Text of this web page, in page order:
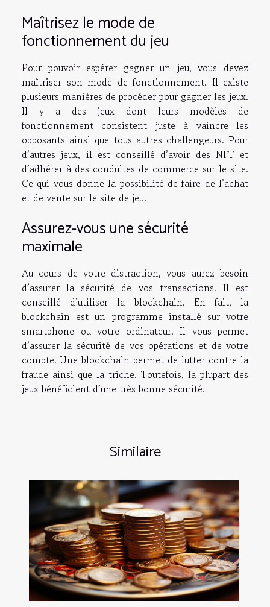
Maîtrisez le mode de
fonctionnement du jeu
Pour pouvoir espérer gagner un jeu, vous devez
maîtriser son mode de fonctionnement. Il existe
plusieurs manières de procéder pour gagner les jeux.
Il y a des jeux dont leurs modèles de
fonctionnement consistent juste à vaincre les
opposants ainsi que tous autres challengeurs. Pour
d’autres jeux, il est conseillé d’avoir des NFT et
d’adhérer à des conduites de commerce sur le site.
Ce qui vous donne la possibilité de faire de l’achat
et de vente sur le site de jeu.
Assurez-vous une sécurité
maximale
Au cours de votre distraction, vous aurez besoin
d’assurer la sécurité de vos transactions. Il est
conseillé d’utiliser la blockchain. En fait, la
blockchain est un programme installé sur votre
smartphone ou votre ordinateur. Il vous permet
d’assurer la sécurité de vos opérations et de votre
compte. Une blockchain permet de lutter contre la
fraude ainsi que la triche. Toutefois, la plupart des
jeux bénéficient d’une très bonne sécurité.
Similaire